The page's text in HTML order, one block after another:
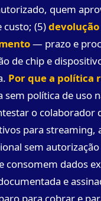
quem
custo; (5)
— prazo e
de chip e
Por que a política
sem política de uso
o colaborador
para streaming,
sem
consomem dados
e